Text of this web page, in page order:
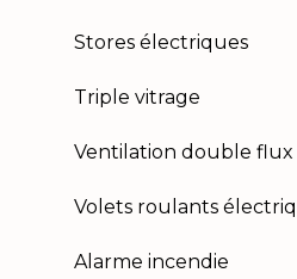
Stores électriques
Triple vitrage
Ventilation double flux
Volets roulants
Alarme incendie